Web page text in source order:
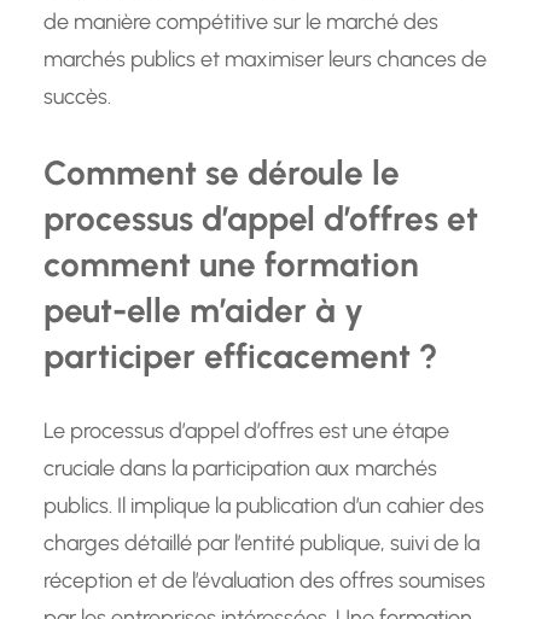
de manière compétitive sur le marché des
marchés publics et maximiser leurs chances de
succès.
Comment se déroule le
processus d’appel d’offres et
comment une formation
peut-elle m’aider à y
participer efficacement ?
Le processus d’appel d’offres est une étape
cruciale dans la participation aux marchés
publics. Il implique la publication d’un cahier des
charges détaillé par l’entité publique, suivi de la
réception et de l’évaluation des offres soumises